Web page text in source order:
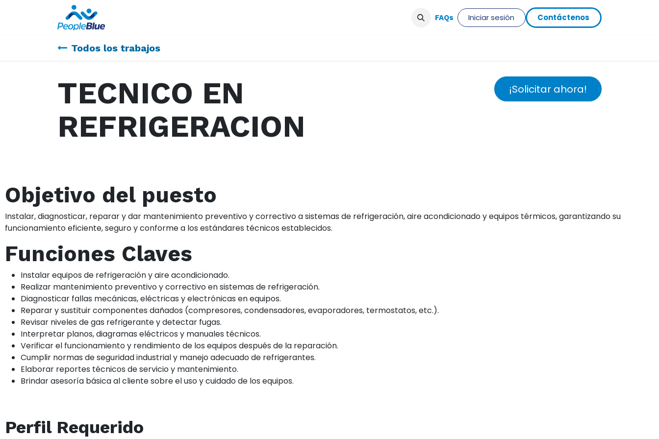
F​AQs Iniciar sesión Cont​​​​​​á​​ct​​​​eno​​​​s
Todos los trabajos
¡Solicitar ahora!
TECNICO EN
REFRIGERACION
Objetivo del puesto
Instalar, diagnosticar, reparar y dar mantenimiento preventivo y correctivo a sistemas de refrigeración, aire acondicionado y equipos térmicos, garantizando su
funcionamiento eficiente, seguro y conforme a los estándares técnicos establecidos.
Funciones Claves
Instalar equipos de refrigeración y aire acondicionado.
Realizar mantenimiento preventivo y correctivo en sistemas de refrigeración.
Diagnosticar fallas mecánicas, eléctricas y electrónicas en equipos.
Reparar y sustituir componentes dañados (compresores, condensadores, evaporadores, termostatos, etc.).
Revisar niveles de gas refrigerante y detectar fugas.
Interpretar planos, diagramas eléctricos y manuales técnicos.
Verificar el funcionamiento y rendimiento de los equipos después de la reparación.
Cumplir normas de seguridad industrial y manejo adecuado de refrigerantes.
Elaborar reportes técnicos de servicio y mantenimiento.
Brindar asesoría básica al cliente sobre el uso y cuidado de los equipos.
Perfil Requerido